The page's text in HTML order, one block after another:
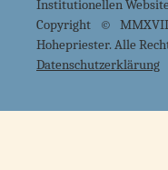
Institutionellen
Copyright ©
Hohepriester. Alle
Datenschutzerklärung